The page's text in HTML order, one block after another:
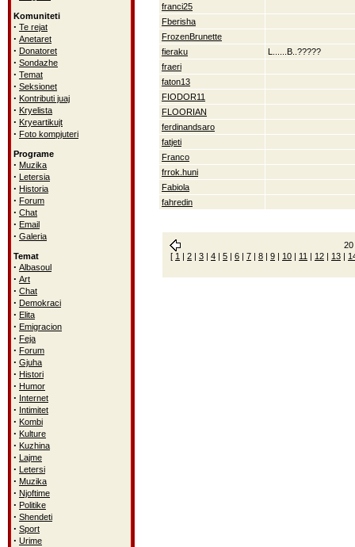
Komuniteti
· Te rejat
· Anetaret
· Donatoret
· Sondazhe
· Temat
· Seksionet
· Kontributi juaj
· Kryelista
· Kryeartikujt
· Foto kompjuteri
Programe
· Muzika
· Letersia
· Historia
· Forum
· Chat
· Email
· Galeria
Temat
· Albasoul
· Art
· Chat
· Demokraci
· Elita
· Emigracion
· Feja
· Forum
· Gjuha
· Histori
· Humor
· Internet
· Intimitet
· Kombi
· Kulture
· Kuzhina
· Lajme
· Letersi
· Muzika
· Njoftime
· Politike
· Shendeti
· Sport
· Urime
franci25
Fberisha
FrozenBrunette
fieraku
L......B..?????
fraeri
faton13
FIODOR11
FLOORIAN
ferdinandsaro
fatjeti
Franco
frrok.huni
Fabiola
fahredin
20
[ 1 | 2 | 3 | 4 | 5 | 6 | 7 | 8 | 9 | 10 | 11 | 12 | 13 |